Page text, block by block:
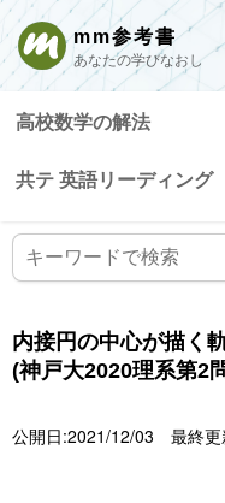
mm参考書
あなたの学びなおし
高校数学の解法
共テ 英語リーディング
内接円の中心が描く
(神戸大2020理系第2
公開日:2021/12/03 最終